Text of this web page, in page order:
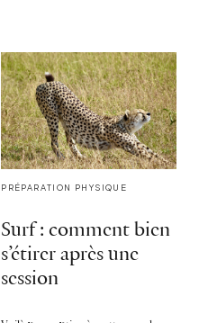
PRÉPARATION PHYSIQUE
Surf : comment bien
s’étirer après une
session